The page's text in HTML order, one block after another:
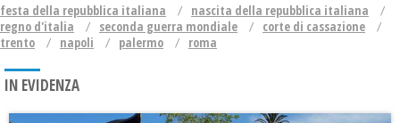
festa della repubblica italiana
nascita della repubblica italiana
regno d'italia
seconda guerra mondiale
corte di cassazione
trento
napoli palermo roma
IN EVIDENZA